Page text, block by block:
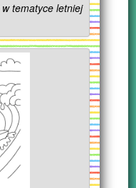
tematyce letniej